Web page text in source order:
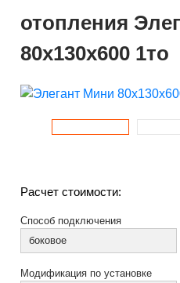
отопления
80x130x600 1то
Расчет стоимости:
Способ подключения
боковое
Модификация по установке